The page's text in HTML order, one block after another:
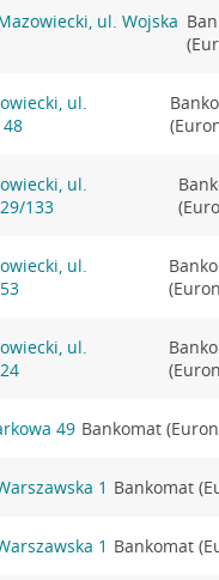
ul. Wojska
ul.
ul.
133
ul.
ul.
49 Bankomat
1 Bankomat
1 Bankomat